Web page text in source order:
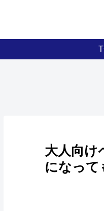
大人向け
になって